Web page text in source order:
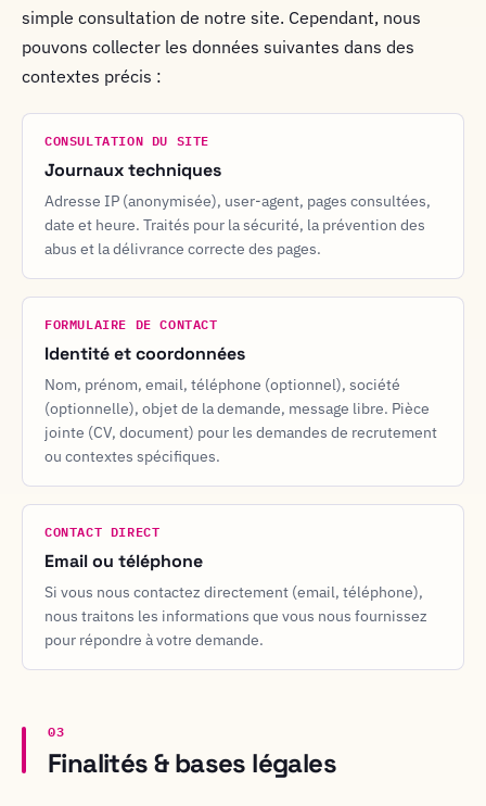
simple consultation de notre site. Cependant, nous
pouvons collecter les données suivantes dans des
contextes précis :
CONSULTATION DU SITE
Journaux techniques
Adresse IP (anonymisée), user-agent, pages consultées,
date et heure. Traités pour la sécurité, la prévention des
abus et la délivrance correcte des pages.
FORMULAIRE DE CONTACT
Identité et coordonnées
Nom, prénom, email, téléphone (optionnel), société
(optionnelle), objet de la demande, message libre. Pièce
jointe (CV, document) pour les demandes de recrutement
ou contextes spécifiques.
CONTACT DIRECT
Email ou téléphone
Si vous nous contactez directement (email, téléphone),
nous traitons les informations que vous nous fournissez
pour répondre à votre demande.
03
Finalités & bases légales